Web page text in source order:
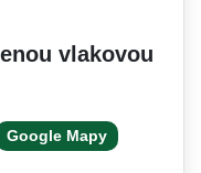
vlakovou
Google Mapy